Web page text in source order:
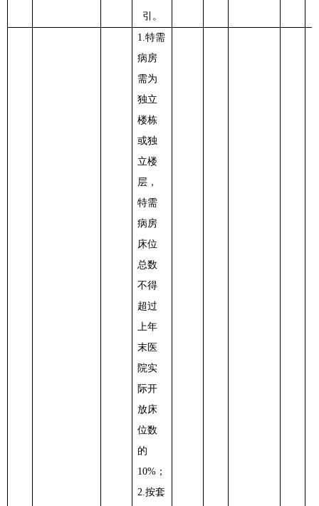
引。
1.特需
病房
需为
独立
楼栋
或独
立楼
层，
特需
病房
床位
总数
不得
超过
上年
末医
院实
际开
放床
位数
的
10%；
2.按套